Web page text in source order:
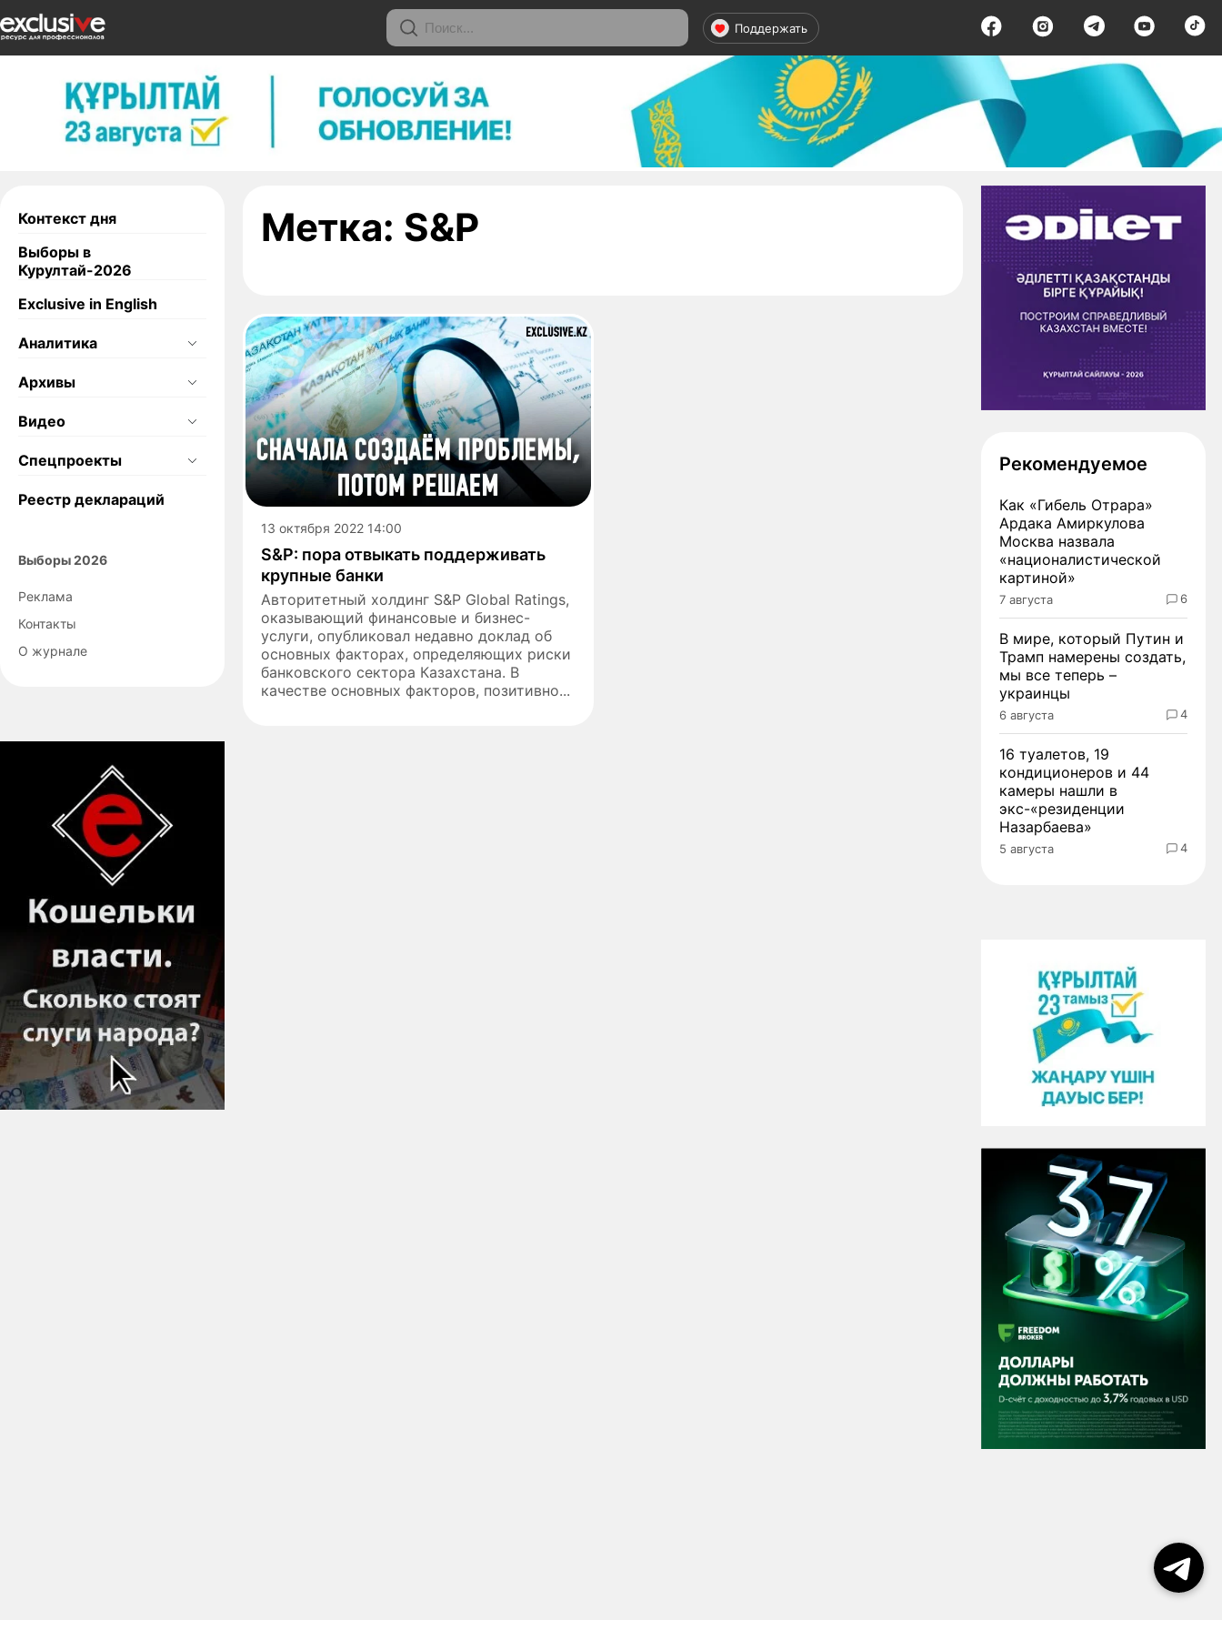
Поддержать
Контекст дня
Выборы в
Курултай-2026
Exclusive in English
Аналитика
Архивы
Видео
Спецпроекты
Реестр деклараций
Выборы 2026
Реклама
Контакты
О журнале
Метка: S&P
13 октября 2022 14:00
S&P: пора отвыкать поддерживать
крупные банки
Авторитетный холдинг S&P Global Ratings,
оказывающий финансовые и бизнес-
услуги, опубликовал недавно доклад об
основных факторах, определяющих риски
банковского сектора Казахстана. В
качестве основных факторов, позитивно...
Рекомендуемое
Как «Гибель Отрара»
Ардака Амиркулова
Москва назвала
«националистической
картиной»
7 августа 6
В мире, который Путин и
Трамп намерены создать,
мы все теперь –
украинцы
6 августа 4
16 туалетов, 19
кондиционеров и 44
камеры нашли в
экс-«резиденции
Назарбаева»
5 августа 4